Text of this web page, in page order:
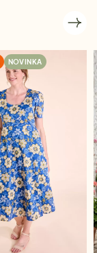
NOVINKA